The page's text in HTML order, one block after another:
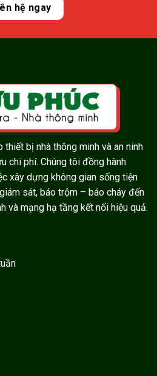
hệ ngay
bị nhà thông minh và an ninh
chi phí. Chúng tôi đồng hành
xây dựng không gian sống tiện
sát, báo trộm – báo cháy đến
và mạng hạ tầng kết nối hiệu quả.